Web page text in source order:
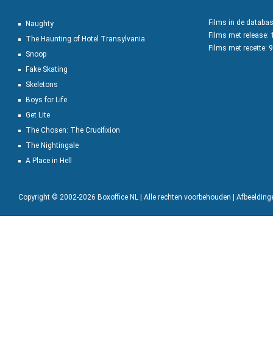
Naughty
The Haunting of Hotel Transylvania
Snoop
Fake Skating
Skeletons
Boys for Life
Get Lite
The Chosen: The Crucifixion
The Nightingale
A Place in Hell
Films in de
Films met release:
Films met recette:
Copyright © 2002-2026 Boxoffice NL | Alle rechten voorbehouden |